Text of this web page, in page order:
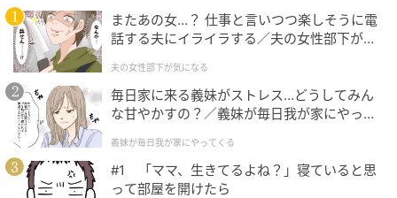
■スエード巾着トートバッグ 2,420円(税込)→値下げ
1,650円(税込)
ハンドバッグに早変わりするショルダーバッ
グ
またあの女…？ 仕事と言いつつ楽しそうに電
話する夫にイライラする／夫の女性部下が気
夫の女性部下が気になる
毎日家に来る義妹がストレス…どうしてみん
な甘やかすの？／義妹が毎日我が家にやって
が】
義妹が毎日我が家にやってくる
#1 「ママ、生きてるよね？」寝ていると思
って部屋を開けたら